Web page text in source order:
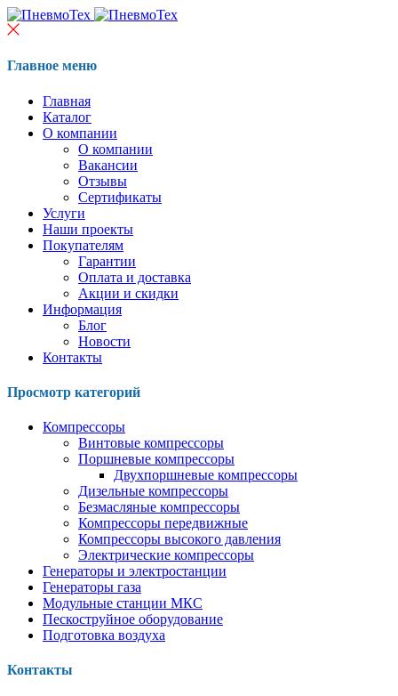
Главное меню
Главная
Каталог
О компании
О компании
Вакансии
Отзывы
Сертификаты
Услуги
Наши проекты
Покупателям
Гарантии
Оплата и доставка
Акции и скидки
Информация
Блог
Новости
Контакты
Просмотр категорий
Компрессоры
Винтовые компрессоры
Поршневые компрессоры
Двухпоршневые компрессоры
Дизельные компрессоры
Безмасляные компрессоры
Компрессоры передвижные
Компрессоры высокого давления
Электрические компрессоры
Генераторы и электростанции
Генераторы газа
Модульные станции МКС
Пескоструйное оборудование
Подготовка воздуха
Контакты